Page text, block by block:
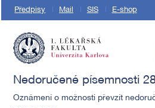
Předpisy Mail SIS E-shop
Nedoručené písemnosti
Oznámení o možnosti převzít